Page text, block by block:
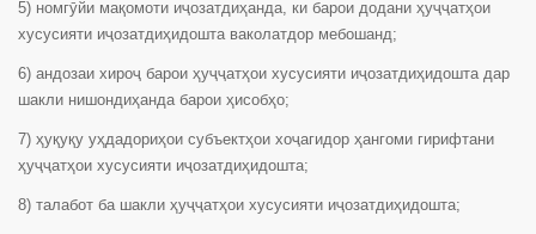
5) номгӯйи мақомоти иҷозатдиҳанда, ки барои додани ҳуҷҷатҳои
хусусияти иҷозатдиҳидошта ваколатдор мебошанд;
6) андозаи хироҷ барои ҳуҷҷатҳои хусусияти иҷозатдиҳидошта дар
шакли нишондиҳанда барои ҳисобҳо;
7) ҳуқуқу уҳдадориҳои субъектҳои хоҷагидор ҳангоми гирифтани
ҳуҷҷатҳои хусусияти иҷозатдиҳидошта;
8) талабот ба шакли ҳуҷҷатҳои хусусияти иҷозатдиҳидошта;